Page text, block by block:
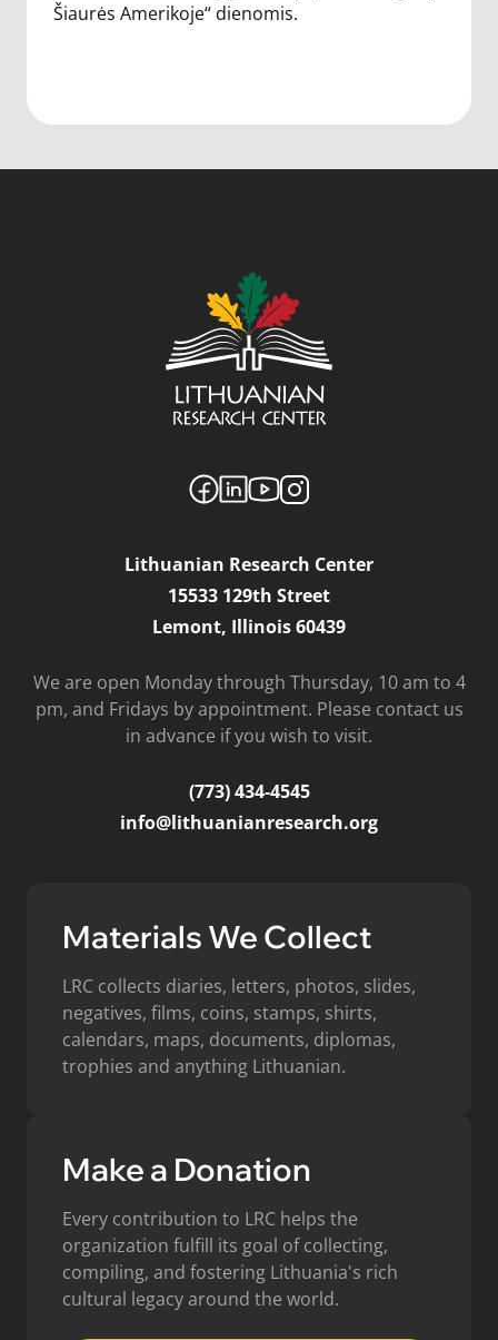
Šiaurės Amerikoje“ dienomis.
Lithuanian Research Center
15533 129th Street
Lemont, Illinois 60439
We are open Monday through Thursday, 10 am to 4
pm, and Fridays by appointment. Please contact us
in advance if you wish to visit.
(773) 434-4545
info@lithuanianresearch.org
Materials We Collect
LRC collects diaries, letters, photos, slides,
negatives, films, coins, stamps, shirts,
calendars, maps, documents, diplomas,
trophies and anything Lithuanian.
Make a Donation
Every contribution to LRC helps the
organization fulfill its goal of collecting,
compiling, and fostering Lithuania's rich
cultural legacy around the world.